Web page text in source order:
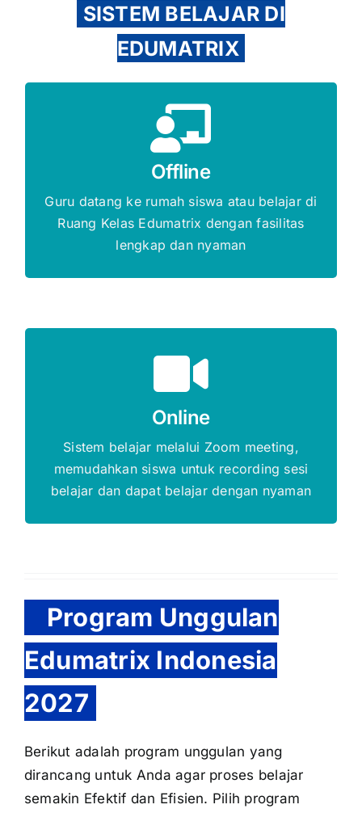
SISTEM BELAJAR DI
EDUMATRIX
Offline
Guru datang ke rumah siswa atau belajar di
Ruang Kelas Edumatrix dengan fasilitas
lengkap dan nyaman
Gratis Biaya Pendaftaran
DAFTAR SEKARANG
Online
Sistem belajar melalui Zoom meeting,
memudahkan siswa untuk recording sesi
belajar dan dapat belajar dengan nyaman
DAFTAR SEKARANG
Program Unggulan
Edumatrix Indonesia
2027
Berikut adalah program unggulan yang
dirancang untuk Anda agar proses belajar
semakin Efektif dan Efisien. Pilih program